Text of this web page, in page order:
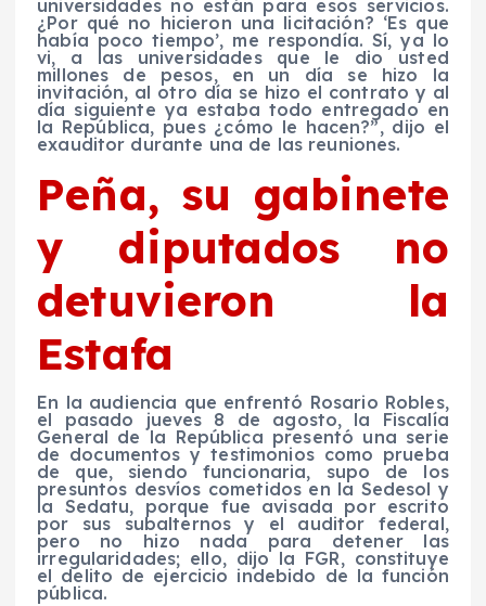
universidades no están para esos servicios.
¿Por qué no hicieron una licitación? ‘Es que
había poco tiempo’, me respondía. Sí, ya lo
vi, a las universidades que le dio usted
millones de pesos, en un día se hizo la
invitación, al otro día se hizo el contrato y al
día siguiente ya estaba todo entregado en
la República, pues ¿cómo le hacen?”, dijo el
exauditor durante una de las reuniones.
Peña, su gabinete
y diputados no
detuvieron la
Estafa
En la audiencia que enfrentó Rosario Robles,
el pasado jueves 8 de agosto, la Fiscalía
General de la República presentó una serie
de documentos y testimonios como prueba
de que, siendo funcionaria, supo de los
presuntos desvíos cometidos en la Sedesol y
la Sedatu, porque fue avisada por escrito
por sus subalternos y el auditor federal,
pero no hizo nada para detener las
irregularidades; ello, dijo la FGR, constituye
el delito de ejercicio indebido de la función
pública.